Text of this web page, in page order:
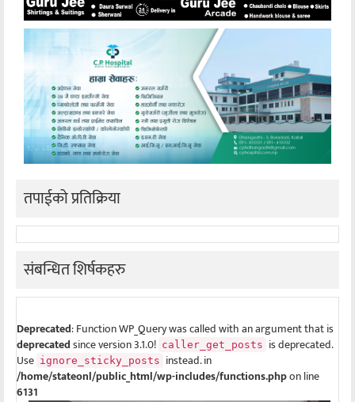
तपाईको प्रतिक्रिया
संबन्धित शिर्षकहरु
Deprecated: Function WP_Query was called with an argument that is
deprecatedsince version 3.1.0! caller_get_posts is deprecated.
Use ignore_sticky_posts instead. in
/home/stateonl/public_html/wp-includes/functions.phpon line
6131